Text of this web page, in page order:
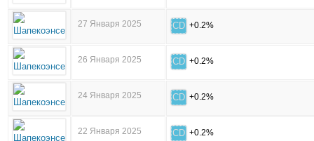
27 Января 2025 CD +0.2%
26 Января 2025 CD +0.2%
24 Января 2025 CD +0.2%
22 Января 2025 CD +0.2%